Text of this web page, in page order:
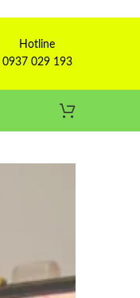
Hotline
0937 029 193